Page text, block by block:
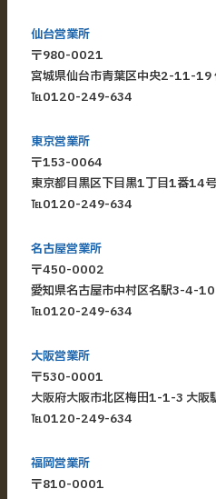
仙台営業所
〒980-0021
宮城県仙台市青葉区中央2-11-19
℡0120-249-634
東京営業所
〒153-0064
東京都目黒区下目黒1丁目1番14
℡0120-249-634
名古屋営業所
〒450-0002
愛知県名古屋市中村区名駅3-4-
℡0120-249-634
大阪営業所
〒530-0001
大阪府大阪市北区梅田1-1-3 大
℡0120-249-634
福岡営業所
〒810-0001